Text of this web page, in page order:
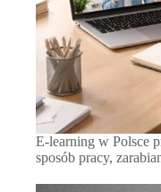
E-learning w Polsce
sposób pracy,